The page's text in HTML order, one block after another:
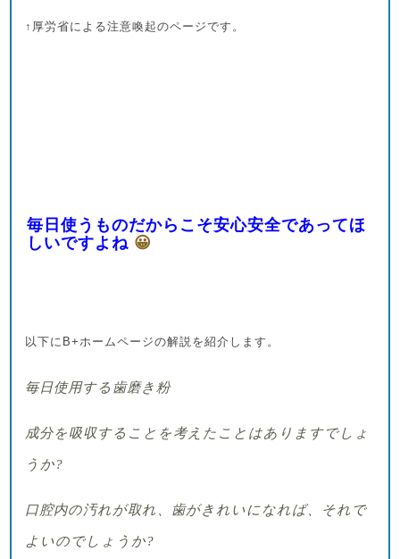
↑厚労省による注意喚起のページです。
毎日使うものだからこそ安心安全であってほ
しいですよね 😀
以下に B+ホームページの解説を紹介します。
毎日使用する歯磨き粉
成分を吸収することを考えたことはありますでしょ
うか?
口腔内の汚れが取れ、歯がきれいになれば、それで
よいのでしょうか?